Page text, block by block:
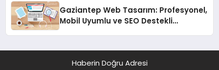
Gaziantep Web Tasarım: Profesyonel,
Mobil Uyumlu ve SEO Destekli
Haberin Doğru Adresi